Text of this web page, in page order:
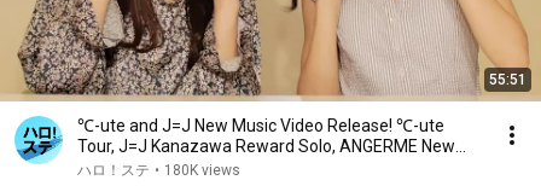
55:51
℃-ute and J=J New Music Video Release! ℃-ute
Tour, J=J Kanazawa Reward Solo, ANGERME New
Song Dan...
ハロ！ステ • 180K views